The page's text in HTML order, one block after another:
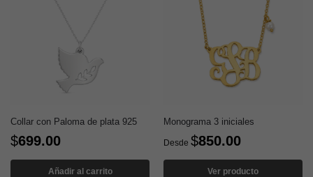
Collar con Paloma de plata 925
$699.00
Añadir al carrito
Monograma 3 iniciales
Desde $850.00
Ver producto